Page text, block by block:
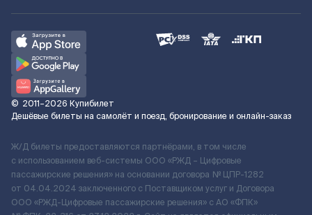
© 2011–2026 Купибилет
Дешёвые билеты на самолёт и поезд, бронирование и онлайн-заказ
Ж/Д билеты предоставляются партнёрами, в том числе
с использованием веб-системы ООО «РЖД – Цифровые
пассажирские решения» на основании договора № ЦПР-1282
от 04.04.2024 заключенного с Поставщиком услуг и Договора
ООО «РЖД-Цифровые пассажирские решения» c АО «ФПК»